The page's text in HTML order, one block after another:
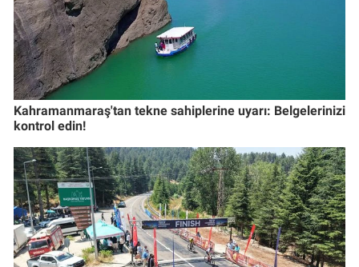
Kahramanmaraş'tan tekne sahiplerine uyarı: Belgelerinizi
kontrol edin!